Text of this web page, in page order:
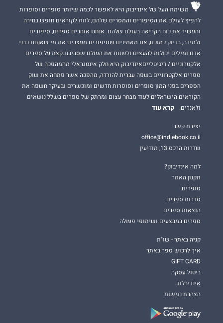
משימת העל של אינדיבוק היא לאפשר לכמה שיותר סופרים וסופרות
להפיץ לעולם את הסיפורים והמסרים שלהם, לתת לקוראים חופש בחירה
והעשיר את כוח הקריאה בעולם שלהם. אנחנו אוהבים ספרים, סיפורים
ולמידה, בדיוק כמוכם, אנו מאמינים שסיפורים מעצבים את מי שאנחנו כבני
אדם ומילים יכולות להעצים ולשנות את העולם שסביבנו.קצת על ספרים
אלקטרוניים / דיגיטלייםאינדיבוק היא חלק אינטגראלי מהמהפכה של
ספרים אלקטרוניים בשפה עברית להורדה, מהפכה אשר פתחה את שוק
הספרים בפני המון סופרים וסופרות חדשים ומוכשרים ובעיקר חשפה את
הקוראים הישראלים לעוד מבחר עצום ומרתק של ספרים בשלל נושאים
וז'אנרים.
קרא עוד
יצירת קשר
office@indiebook.co.il
שדרות הרכס 13, מודיעין
למה אינדיבוק?
תקנון האתר
סופרים
סדרות ספרים
הוצאות ספרים
ספרים במבצעים ושיתופי פעולה
קניה באתר - שו"ת
איך לרכוש ספר באתר
GIFT CARD
ביטול עסקה
אינדיבלוג
הצהרת נגישות